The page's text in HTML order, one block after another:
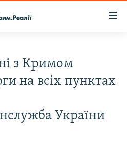
з Кримом
на всіх пунктах
України